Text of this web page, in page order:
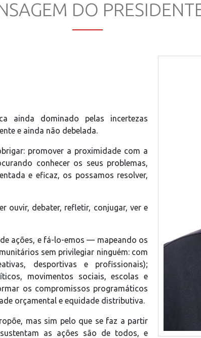
DO
ainda dominado pelas incertezas
e ainda não debelada.
promover a proximidade com a
conhecer os seus problemas,
e eficaz, os possamos resolver,
ouvir, debater, refletir, conjugar, ver e
ações, e fá-lo-emos — mapeando os
sem privilegiar ninguém: com
desportivas e profissionais);
movimentos sociais, escolas e
os compromissos programáticos
orçamental e equidade distributiva.
mas sim pelo que se faz a partir
as ações são de todos, e